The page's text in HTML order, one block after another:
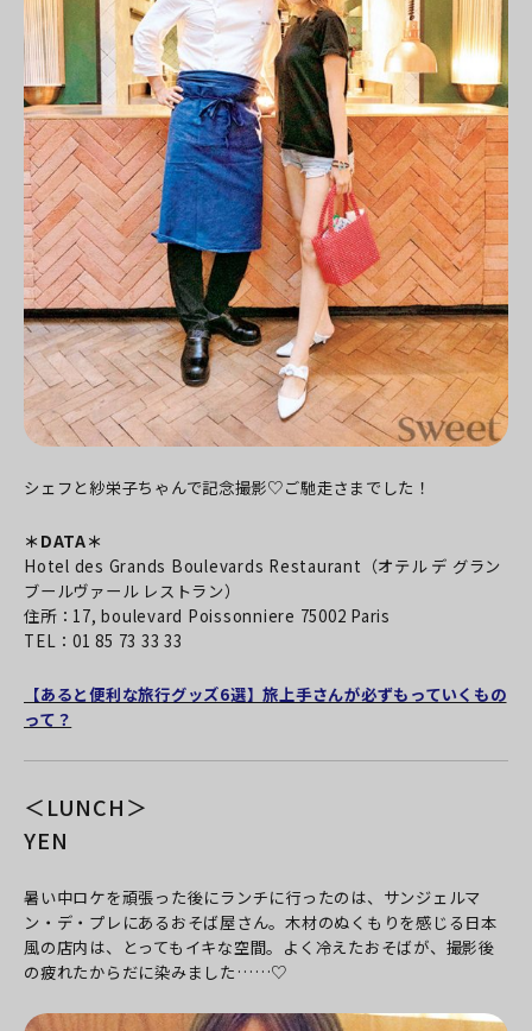
シェフと紗栄子ちゃんで記念撮影♡ご馳走さまでした！
＊DATA＊
Hotel des Grands Boulevards Restaurant（オテル デ グラン
ブールヴァール レストラン）
住所：17, boulevard Poissonniere 75002 Paris
TEL：01 85 73 33 33
【あると便利な旅行グッズ6選】旅上手さんが必ずもっていくもの
って？
＜LUNCH＞
YEN
暑い中ロケを頑張った後にランチに行ったのは、サンジェルマ
ン・デ・プレにあるおそば屋さん。木材のぬくもりを感じる日本
風の店内は、とってもイキな空間。よく冷えたおそばが、撮影後
の疲れたからだに染みました……♡